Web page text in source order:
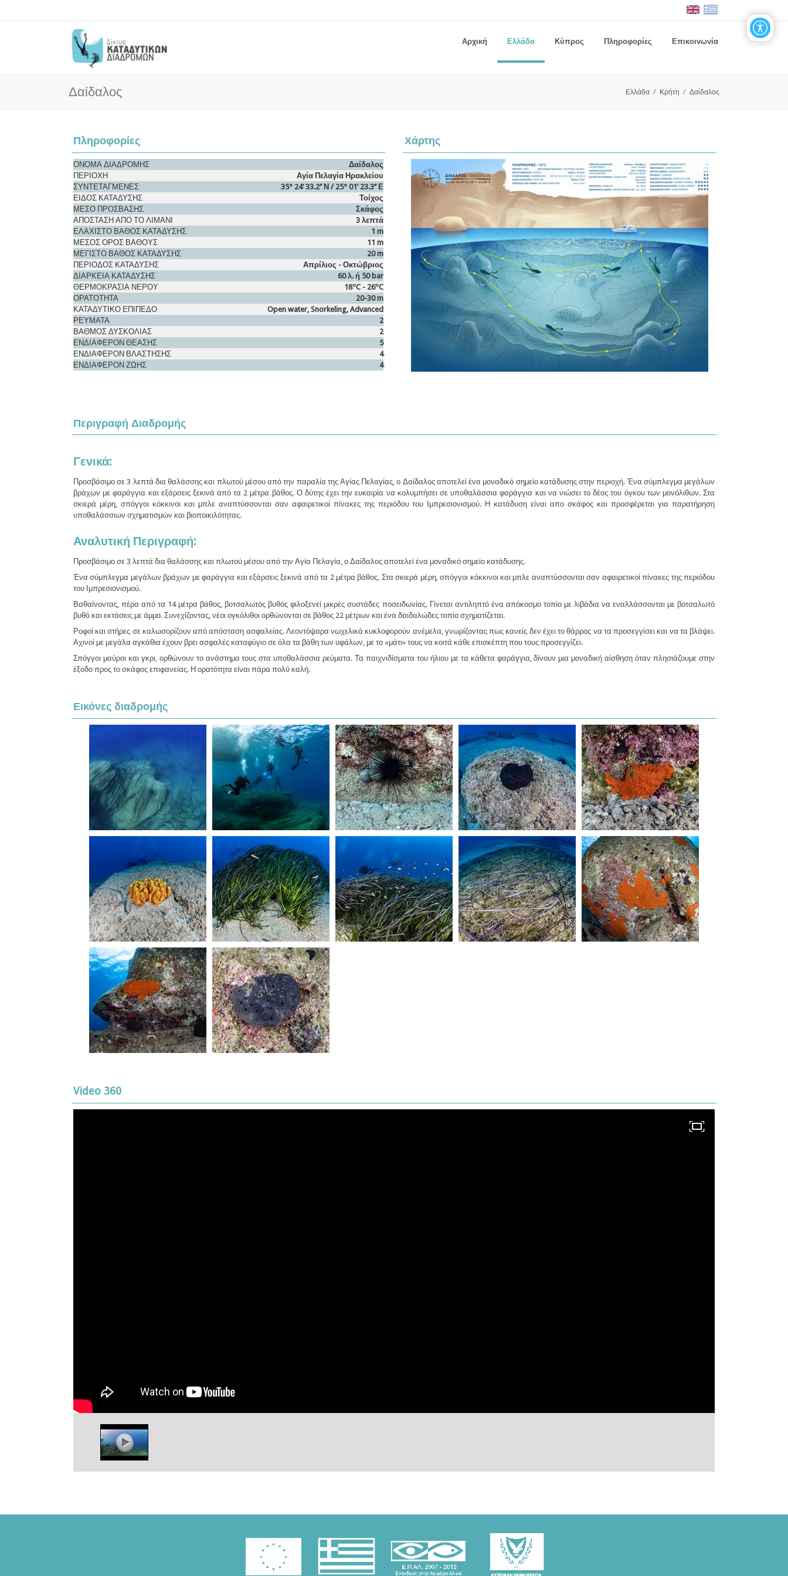
Αρχική Ελλάδα Κύπρος Πληροφορίες Επικοινωνία
Δαίδαλος Ελλάδα / Κρήτη / Δαίδαλος
Πληροφορίες
ΟΝΟΜΑ ΔΙΑΔΡΟΜΗΣ
Δαίδαλος
ΠΕΡΙΟΧΗ
Αγία Πελαγία Ηρακλείου
ΣΥΝΤΕΤΑΓΜΕΝΕΣ
35° 24’ 33.2’’ Ν / 25° 01’ 23.3’’ Ε
ΕΙΔΟΣ ΚΑΤΑΔΥΣΗΣ
Τοίχος
ΜΕΣΟ ΠΡΟΣΒΑΣΗΣ
Σκάφος
ΑΠΟΣΤΑΣΗ ΑΠΟ ΤΟ ΛΙΜΑΝΙ
3 λεπτά
ΕΛΑΧΙΣΤΟ ΒΑΘΟΣ ΚΑΤΑΔΥΣΗΣ
1 m
ΜΕΣΟΣ ΟΡΟΣ ΒΑΘΟΥΣ
11 m
ΜΕΓΙΣΤΟ ΒΑΘΟΣ ΚΑΤΑΔΥΣΗΣ
20 m
ΠΕΡΙΟΔΟΣ ΚΑΤΑΔΥΣΗΣ
Απρίλιος - Οκτώβριος
ΔΙΑΡΚΕΙΑ ΚΑΤΑΔΥΣΗΣ
60 λ. ή 50 bar
ΘΕΡΜΟΚΡΑΣΙΑ ΝΕΡΟΥ
18οC - 26οC
ΟΡΑΤΟΤΗΤΑ
20-30 m
ΚΑΤΑΔΥΤΙΚΟ ΕΠΙΠΕΔΟ
Open water, Snorkeling, Advanced
ΡΕΥΜΑΤΑ
2
ΒΑΘΜΟΣ ΔΥΣΚΟΛΙΑΣ
2
ΕΝΔΙΑΦΕΡΟΝ ΘΕΑΣΗΣ
5
ΕΝΔΙΑΦΕΡΟΝ ΒΛΑΣΤΗΣΗΣ
4
ΕΝΔΙΑΦΕΡΟΝ ΖΩΗΣ
4
Χάρτης
Περιγραφή Διαδρομής
Γενικά:
Προσβάσιμο σε 3 λεπτά δια θαλάσσης και πλωτού μέσου από την παραλία της Αγίας Πελαγίας, ο Δαίδαλος αποτελεί ένα μοναδικό σημείο κατάδυσης στην περιοχή. Ένα σύμπλεγμα μεγάλων
βράχων με φαράγγια και εξάρσεις ξεκινά από τα 2 μέτρα βάθος. Ο δύτης έχει την ευκαιρία να κολυμπήσει σε υποθαλάσσια φαράγγια και να νιώσει το δέος του όγκου των μονόλιθων. Στα
σκιερά μέρη, σπόγγοι κόκκινοι και μπλε αναπτύσσονται σαν αφαιρετικοί πίνακες της περιόδου του Ιμπρεσιονισμού. Η κατάδυση είναι απο σκάφος και προσφέρεται για παρατήρηση
υποθαλάσσιων σχηματισμών και βιοποικιλότητας.
Αναλυτική Περιγραφή:
Προσβάσιμο σε 3 λεπτά δια θαλάσσης και πλωτού μέσου από την Αγία Πελαγία, ο Δαίδαλος αποτελεί ένα μοναδικό σημείο κατάδυσης.
Ένα σύμπλεγμα μεγάλων βράχων με φαράγγια και εξάρσεις ξεκινά από τα 2 μέτρα βάθος. Στα σκιερά μέρη, σπόγγοι κόκκινοι και μπλε αναπτύσσονται σαν αφαιρετικοί πίνακες της περιόδου
του Ιμπρεσιονισμού.
Βαθαίνοντας, πέρα από τα 14 μέτρα βάθος, βοτσαλωτός βυθός φιλοξενεί μικρές συστάδες ποσειδωνίας. Γίνεται αντιληπτό ένα απόκοσμο τοπίο με λιβάδια να εναλλάσσονται με βοτσαλωτό
βυθό και εκτάσεις με άμμο. Συνεχίζοντας, νέοι ογκόλιθοι ορθώνονται σε βάθος 22 μέτρων και ένα δαιδαλώδες τοπίο σχηματίζεται.
Ροφοί και στήρες σε καλωσορίζουν από απόσταση ασφαλείας. Λεοντόψαρα νωχελικά κυκλοφορούν ανέμελα, γνωρίζοντας πως κανείς δεν έχει το θάρρος να τα προσεγγίσει και να τα βλάψει.
Αχινοί με μεγάλα αγκάθια έχουν βρει ασφαλές καταφύγιο σε όλα τα βάθη των υφάλων, με το «μάτι» τους να κοιτά κάθε επισκέπτη που τους προσεγγίζει.
Σπόγγοι μαύροι και γκρι, ορθώνουν το ανάστημα τους στα υποθαλάσσια ρεύματα. Τα παιχνιδίσματα του ήλιου με τα κάθετα φαράγγια, δίνουν μια μοναδική αίσθηση όταν πλησιάζουμε στην
έξοδο προς το σκάφος επιφανείας. Η ορατότητα είναι πάρα πολύ καλή.
Εικόνες διαδρομής
Video 360